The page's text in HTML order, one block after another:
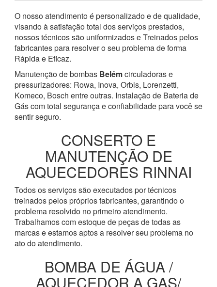
O nosso atendimento é personalizado e de qualidade,
visando à satisfação total dos serviços prestados,
nossos técnicos são uniformizados e Treinados pelos
fabricantes para resolver o seu problema de forma
Rápida e Eficaz.
Manutenção de bombas Belémcirculadoras e
pressurizadores: Rowa, Inova, Orbis, Lorenzetti,
Komeco, Bosch entre outras. Instalação de Bateria de
Gás com total segurança e confiabilidade para você se
sentir seguro.
CONSERTO E
MANUTENÇÃO DE
AQUECEDORES RINNAI
Todos os serviços são executados por técnicos
treinados pelos próprios fabricantes, garantindo o
problema resolvido no primeiro atendimento.
Trabalhamos com estoque de peças de todas as
marcas e estamos aptos a resolver seu problema no
ato do atendimento.
BOMBA DE ÁGUA /
AQUECEDOR A GAS/